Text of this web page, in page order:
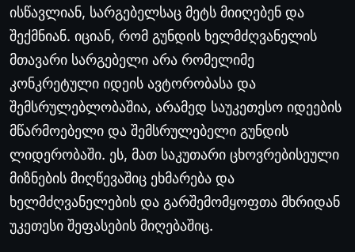
ისწავლიან, სარგებელსაც მეტს მიიღებენ და
შექმნიან. იციან, რომ გუნდის ხელმძღვანელის
მთავარი სარგებელი არა რომელიმე
კონკრეტული იდეის ავტორობასა და
შემსრულებლობაშია, არამედ საუკეთესო იდეების
მწარმოებელი და შემსრულებელი გუნდის
ლიდერობაში. ეს, მათ საკუთარი ცხოვრებისეული
მიზნების მიღწევაშიც ეხმარება და
ხელმძღვანელების და გარშემომყოფთა მხრიდან
უკეთესი შეფასების მიღებაშიც.